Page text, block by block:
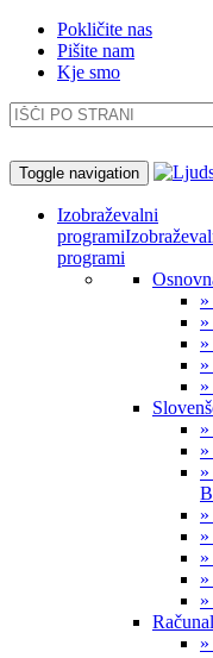
Pokličite nas
Pišite nam
Kje smo
Toggle navigation
Izobraževalni
programi
programi